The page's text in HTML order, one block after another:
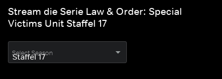
Stream die Serie Law & Order: Special
Victims Unit Staffel 17
Select Season